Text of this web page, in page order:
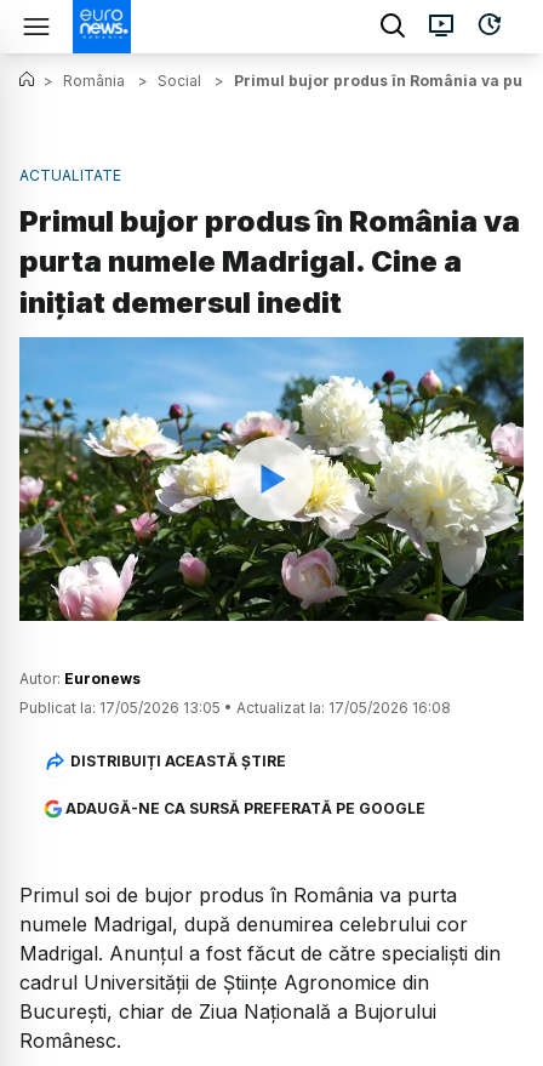
> România > Social > Primul bujor produs în România va
ACTUALITATE
Primul bujor produs în România va
purta numele Madrigal. Cine a
inițiat demersul inedit
Watch
Autor: Euronews
Publicat la: 17/05/2026 13:05 • Actualizat la: 17/05/2026 16:08
DISTRIBUIȚI ACEASTĂ ȘTIRE
ADAUGĂ-NE CA SURSĂ PREFERATĂ PE GOOGLE
Primul soi de bujor produs în România va purta
numele Madrigal, după denumirea celebrului cor
Madrigal. Anunțul a fost făcut de către specialiști din
cadrul Universității de Științe Agronomice din
București, chiar de Ziua Națională a Bujorului
Românesc.